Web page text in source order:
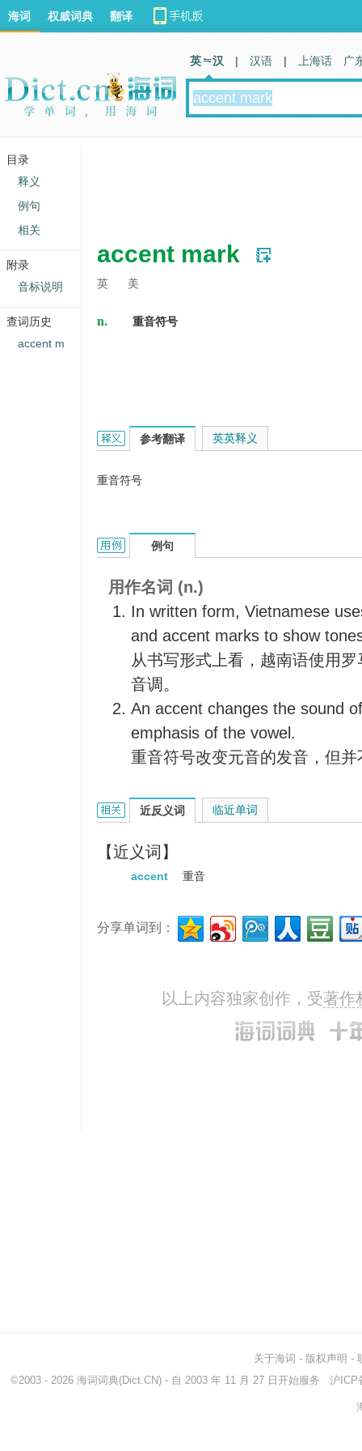
accent mark
英 美
n. 重音符号
accent mark的英文翻译是什么意思，词典释义与在
参考翻译
重音符号
英英释义
accent mark的用法和样例：
例句
用作名词 (n.)
In written form, Vietnamese
and accent marks to show
从书写形式上看，越南语使用
音调。
An accent changes the sound
emphasis of the vowel.
重音符号改变元音的发音，但
accent mark的相关资料：
近反义词
【近义词】
accent 重音
临近单词
分享单词到：
以上内容独家创作，受著作
海词 权威词典 翻译
英 汉 | 汉语 | 上海话 广
关于海词 - 版权声明 -
©2003 - 2026 海词词典(Dict.CN) - 自 2003 年 11 月 27 日开始服务 沪ICP
目录
释义
例句
相关
附录
音标说明
查词历史
accent m